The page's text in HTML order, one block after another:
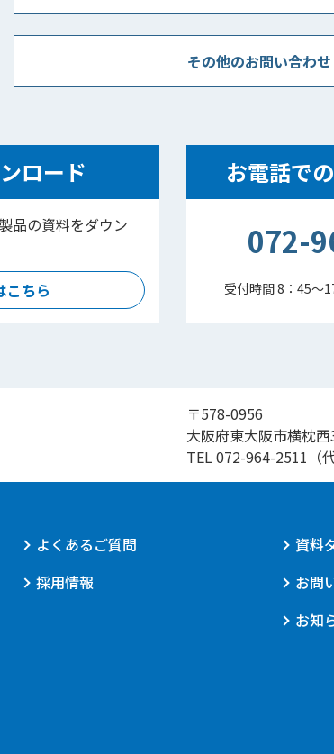
その他のお問い合わせ
ロード
品の資料をダウン
こちら
お電話で
072-
受付時間 8：45～
〒578-0956
大阪府東大阪市横枕
TEL072-964-2511 （
よくあるご質問
採用情報
資料
お問
お知